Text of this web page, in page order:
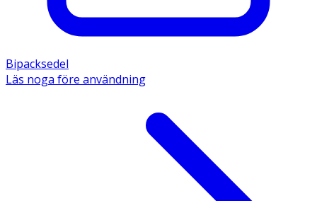
Bipacksedel
Läs noga före användning